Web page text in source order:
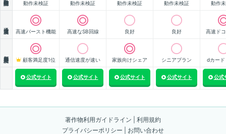
動作未検証 動作未検証 動作未検証 動作未検証 動作
高速バースト機能 高速なSB回線 良好 良好 高速ド
顧客満足度1位 通信速度が速い 家族向けシェア シニアプラン dカード
公式サイト 公式サイト 公式サイト 公式サイト 公式
著作物利用ガイドライン
利用規約
プライバシーポリシー
お問い合わせ